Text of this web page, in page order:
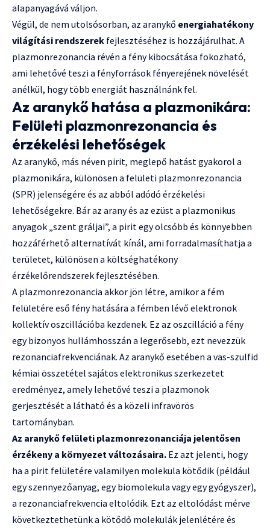
alapanyagává váljon.
Végül, de nem utolsósorban, az aranykő energiahatékony
világítási rendszerek fejlesztéséhez is hozzájárulhat. A
plazmonrezonancia révén a fény kibocsátása fokozható,
ami lehetővé teszi a fényforrások fényerejének növelését
anélkül, hogy több energiát használnánk fel.
Az aranykő hatása a plazmonikára:
Felületi plazmonrezonancia és
érzékelési lehetőségek
Az aranykő, más néven pirit, meglepő hatást gyakorol a
plazmonikára, különösen a felületi plazmonrezonancia
(SPR) jelenségére és az abból adódó érzékelési
lehetőségekre. Bár az arany és az ezüst a plazmonikus
anyagok „szent gráljai”, a pirit egy olcsóbb és könnyebben
hozzáférhető alternatívát kínál, ami forradalmasíthatja a
területet, különösen a költséghatékony
érzékelőrendszerek fejlesztésében.
A plazmonrezonancia akkor jön létre, amikor a fém
felületére eső fény hatására a fémben lévő elektronok
kollektív oszcillációba kezdenek. Ez az oszcilláció a fény
egy bizonyos hullámhosszán a legerősebb, ezt nevezzük
rezonanciafrekvenciának. Az aranykő esetében a vas-szulfid
kémiai összetétel sajátos elektronikus szerkezetet
eredményez, amely lehetővé teszi a plazmonok
gerjesztését a látható és a közeli infravörös
tartományban.
Az aranykő felületi plazmonrezonanciája jelentősen
érzékeny a környezet változásaira. Ez azt jelenti, hogy
ha a pirit felületére valamilyen molekula kötődik (például
egy szennyezőanyag, egy biomolekula vagy egy gyógyszer),
a rezonanciafrekvencia eltolódik. Ezt az eltolódást mérve
következtethetünk a kötődő molekulák jelenlétére és